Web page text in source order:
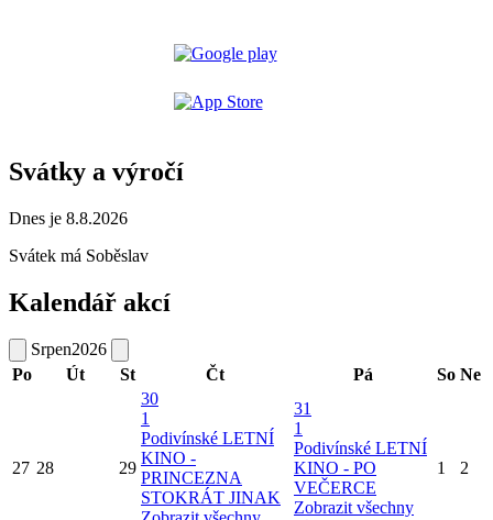
Svátky a výročí
Dnes je 8.8.2026
Svátek má Soběslav
Kalendář akcí
Srpen2026
Po
Út St Čt Pá So Ne
27 28 29
30
1
Podivínské LETNÍ
KINO -
PRINCEZNA
STOKRÁT JINAK
31
1
Podivínské LETNÍ
KINO - PO
VEČERCE
Zobrazit všechny
1 2